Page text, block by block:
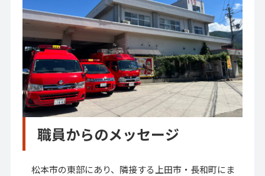
職員からのメッセージ
松本市の東部にあり、隣接する上田市・長和町にま